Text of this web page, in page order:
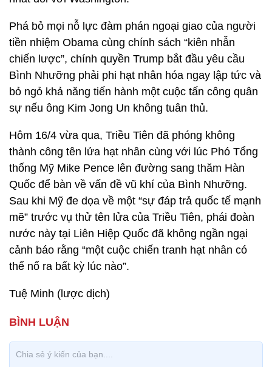
Phá bỏ mọi nỗ lực đàm phán ngoại giao của người
tiền nhiệm Obama cùng chính sách “kiên nhẫn
chiến lược”, chính quyền Trump bắt đầu yêu cầu
Bình Nhưỡng phải phi hạt nhân hóa ngay lập tức và
bỏ ngỏ khả năng tiến hành một cuộc tấn công quân
sự nếu ông Kim Jong Un không tuân thủ.
Hôm 16/4 vừa qua, Triều Tiên đã phóng không
thành công tên lửa hạt nhân cùng với lúc Phó Tổng
thống Mỹ Mike Pence lên đường sang thăm Hàn
Quốc để bàn về vấn đề vũ khí của Bình Nhưỡng.
Sau khi Mỹ đe dọa về một “sự đáp trả quốc tế mạnh
mẽ” trước vụ thử tên lửa của Triều Tiên, phái đoàn
nước này tại Liên Hiệp Quốc đã không ngần ngại
cảnh báo rằng “một cuộc chiến tranh hạt nhân có
thể nổ ra bất kỳ lúc nào”.
Tuệ Minh (lược dịch)